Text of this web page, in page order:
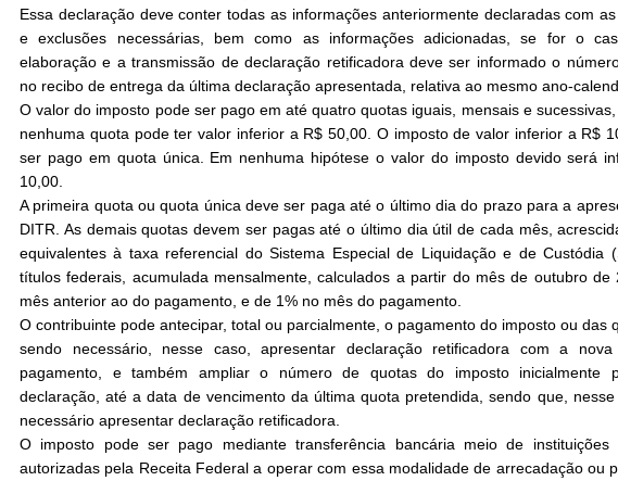
Essa declaração deve conter todas as informações anteriormente declaradas com
e exclusões necessárias, bem como as informações adicionadas, se for o
elaboração e a transmissão de declaração retificadora deve ser informado o
no recibo de entrega da última declaração apresentada, relativa ao mesmo ano-
O valor do imposto pode ser pago em até quatro quotas iguais, mensais e
nenhuma quota pode ter valor inferior a R$ 50,00. O imposto de valor inferior a R$
ser pago em quota única. Em nenhuma hipótese o valor do imposto devido será
10,00.
A primeira quota ou quota única deve ser paga até o último dia do prazo para a
DITR. As demais quotas devem ser pagas até o último dia útil de cada mês,
equivalentes à taxa referencial do Sistema Especial de Liquidação e de Custódia
títulos federais, acumulada mensalmente, calculados a partir do mês de outubro de
mês anterior ao do pagamento, e de 1% no mês do pagamento.
O contribuinte pode antecipar, total ou parcialmente, o pagamento do imposto ou das
sendo necessário, nesse caso, apresentar declaração retificadora com a
pagamento, e também ampliar o número de quotas do imposto inicialmente
declaração, até a data de vencimento da última quota pretendida, sendo que,
necessário apresentar declaração retificadora.
O imposto pode ser pago mediante transferência bancária meio de instituições
autorizadas pela Receita Federal a operar com essa modalidade de arrecadação ou